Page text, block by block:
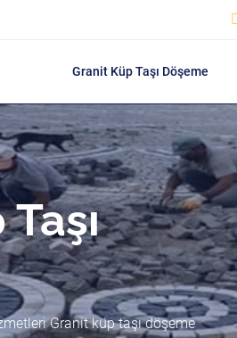
Granit Küp Taşı Döşeme
Granit küp taşı döşeme